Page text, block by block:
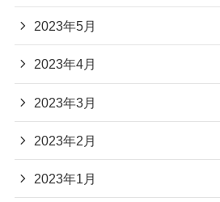
2023年5月
2023年4月
2023年3月
2023年2月
2023年1月